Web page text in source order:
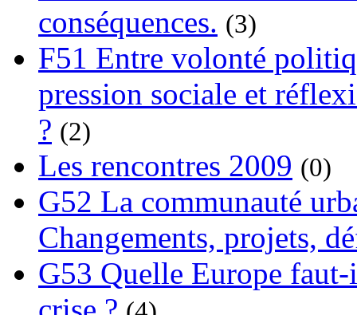
conséquences. (3)
F51 Entre volonté
pression sociale et
? (2)
Les rencontres 2009 (0)
G52 La communauté
Changements, projets,
G53 Quelle Europe